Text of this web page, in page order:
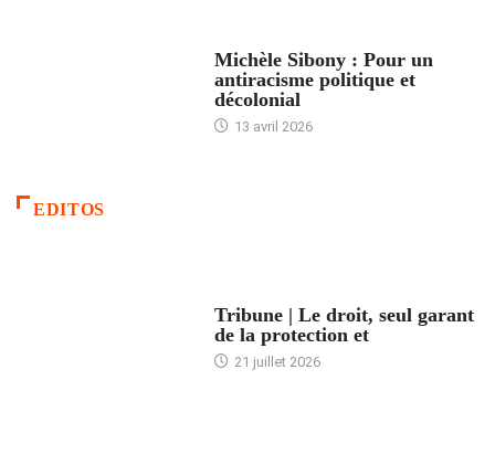
Michèle Sibony : Pour un
antiracisme politique et
décolonial
13 avril 2026
EDITOS
Tribune | Le droit, seul garant
de la protection et
21 juillet 2026